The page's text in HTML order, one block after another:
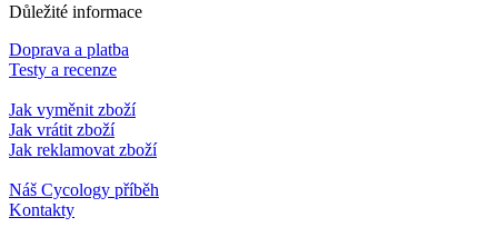
Důležité informace
Doprava a platba
Testy a recenze
Jak vyměnit zboží
Jak vrátit zboží
Jak reklamovat zboží
Náš Cycology příběh
Kontakty